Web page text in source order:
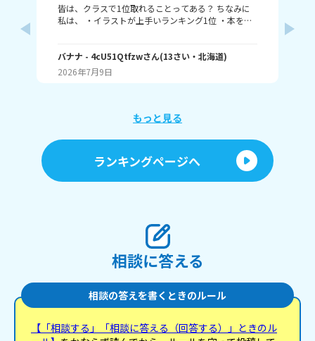
皆は、クラスで1位取れることってある？ ちなみに
私は、 ・イラストが上手いランキング1位 ・本を読
ングで1位取れる？ 書いてくれたら嬉しいです！ じ
ゃね。
バナナ - 4cU51Qtfzwさん(13さい・ 北海道)
2026年7月9日
もっと見る
ランキングページへ
相談に答える
相談の答えを書くときのルール
【「相談する」「相談に答える（回答する）」ときのル